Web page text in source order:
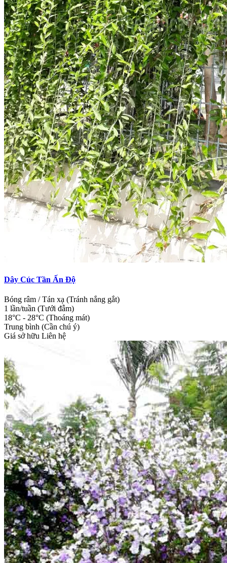
Dây Cúc Tần Ấn Độ
Bóng râm / Tán xạ (Tránh nắng gắt)
1 lần/tuần (Tưới đẫm)
18°C - 28°C (Thoáng mát)
Trung bình (Cần chú ý)
Giá sở hữu Liên hệ